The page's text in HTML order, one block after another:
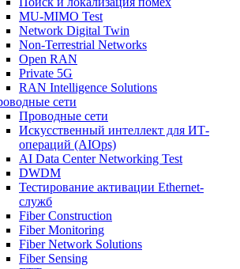
MU-MIMO Test
Network Digital Twin
Non-Terrestrial Networks
Open RAN
Private 5G
RAN Intelligence Solutions
сети
Проводные сети
Искусственный интеллект для ИТ-
операций (AIOps)
AI Data Center Networking Test
DWDM
Тестирование активации Ethernet-
служб
Fiber Construction
Fiber Monitoring
Fiber Network Solutions
Fiber Sensing